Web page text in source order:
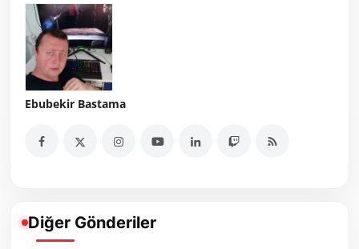
Ebubekir Bastama
Diğer Gönderiler